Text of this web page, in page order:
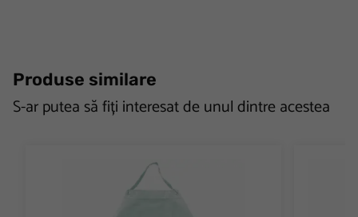
Produse similare
S-ar putea să fiți interesat de unul dintre acestea